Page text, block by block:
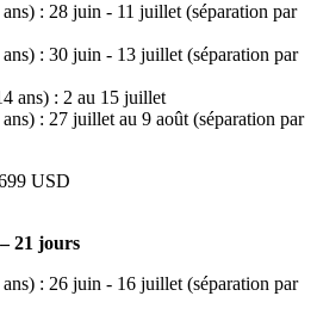
: 28 juin - 11 juillet (séparation par
: 30 juin - 13 juillet (séparation par
ans) : 2 au 15 juillet
: 27 juillet au 9 août (séparation par
USD
21 jours
: 26 juin - 16 juillet (séparation par